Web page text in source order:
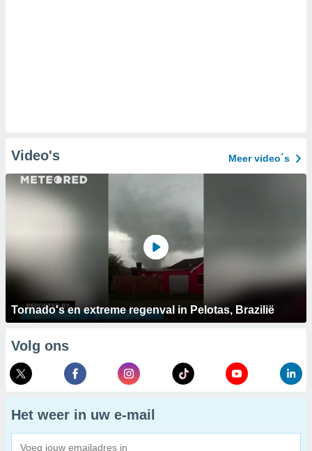
Video's Meer video´s
Tornado's en extreme regenval in Pelotas, Brazilië
Volg ons
Het weer in uw e-mail